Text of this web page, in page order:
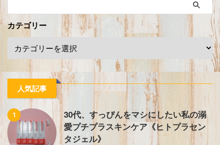
カテゴリー
人気記事
1
30代、すっぴんをマシにしたい私の溺
愛プチプラスキンケア《ヒトプラセン
タジェル》